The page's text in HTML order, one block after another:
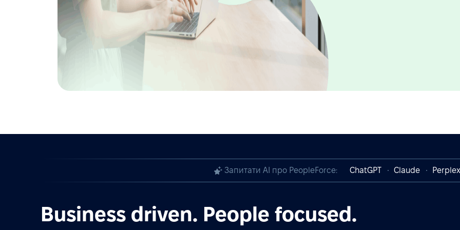
Запитати AI про PeopleForce: ChatGPT Claude
Business driven. People focused.